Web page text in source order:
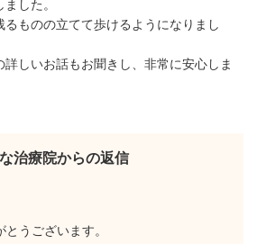
した。
ものの立てて歩けるようになりまし
しいお話もお聞きし、非常に安心しま
治療院からの返信
うございます。